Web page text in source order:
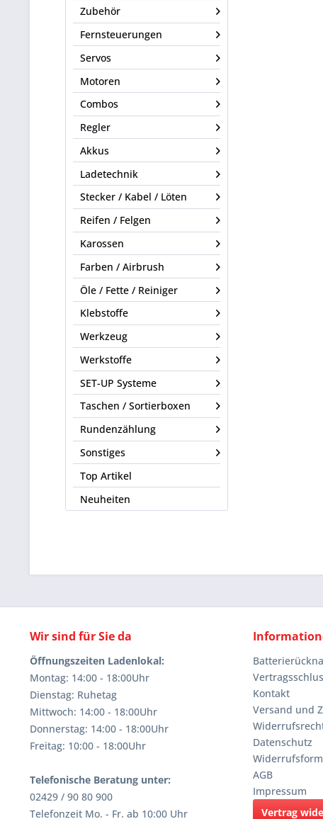
Zubehör
Fernsteuerungen
Servos
Motoren
Combos
Regler
Akkus
Ladetechnik
Stecker / Kabel / Löten
Reifen / Felgen
Karossen
Farben / Airbrush
Öle / Fette / Reiniger
Klebstoffe
Werkzeug
Werkstoffe
SET-UP Systeme
Taschen / Sortierboxen
Rundenzählung
Sonstiges
Top Artikel
Neuheiten
Wir sind für Sie da
Öffnungszeiten Ladenlokal:
Montag: 14:00 - 18:00Uhr
Dienstag: Ruhetag
Mittwoch: 14:00 - 18:00Uhr
Donnerstag: 14:00 - 18:00Uhr
Freitag: 10:00 - 18:00Uhr
Telefonische Beratung unter:
02429 / 90 80 900
Telefonzeit Mo. - Fr. ab 10:00 Uhr
Kontakt
Versand und
Datenschutz
AGB
Impressum
Vertrag